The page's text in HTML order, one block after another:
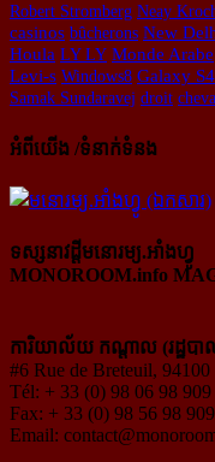
Robert Stromberg Neay
casinos bûcherons New
Houla LY LY Monde Arabe
Levi-s Windows8 Galaxy S4
Samak Sundaravej droit
អំពីយើង /ទំនាក់ទំនង
ទស្សនាវដ្ដីមនោរម្យ.អាំងហ្វូ
MONOROOM.info
ការិយាល័យ កណ្ដាល (រដ្ឋបា
#6 Rue de Breteuil, 94100
Tél: + 33 (0) 98 06 98 909
Fax: + 33 (0) 98 56 98 909
Email: